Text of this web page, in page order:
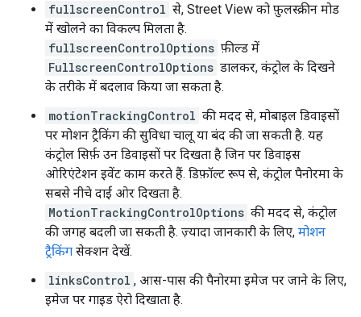
fullscreenControl से, Street View को फ़ुलस्क्रीन मोड
में खोलने का विकल्प मिलता है.
fullscreenControlOptions फ़ील्ड में
FullscreenControlOptions डालकर, कंट्रोल के दिखने
के तरीके में बदलाव किया जा सकता है.
motionTrackingControl की मदद से, मोबाइल डिवाइसों
पर मोशन ट्रैकिंग की सुविधा चालू या बंद की जा सकती है. यह
कंट्रोल सिर्फ़ उन डिवाइसों पर दिखता है जिन पर डिवाइस
ओरिएंटेशन इवेंट काम करते हैं. डिफ़ॉल्ट रूप से, कंट्रोल पैनोरमा के
सबसे नीचे दाईं ओर दिखता है.
MotionTrackingControlOptions की मदद से, कंट्रोल
की जगह बदली जा सकती है. ज़्यादा जानकारी के लिए, मोशन
ट्रैकिंग सेक्शन देखें.
linksControl , आस-पास की पैनोरमा इमेज पर जाने के लिए,
इमेज पर गाइड ऐरो दिखाता है.